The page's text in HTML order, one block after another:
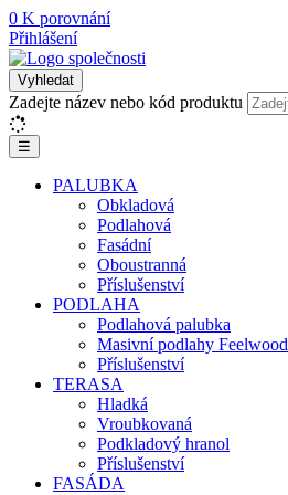
0 K porovnání
Přihlášení
Vyhledat
Zadejte název nebo kód produktu
☰
PALUBKA
Obkladová
Podlahová
Fasádní
Oboustranná
Příslušenství
PODLAHA
Podlahová palubka
Masivní podlahy Feelwood
Příslušenství
TERASA
Hladká
Vroubkovaná
Podkladový hranol
Příslušenství
FASÁDA